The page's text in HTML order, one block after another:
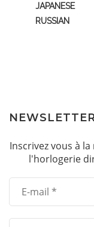
JAPANESE
RUSSIAN
Inscrivez vous à
l'horlogerie